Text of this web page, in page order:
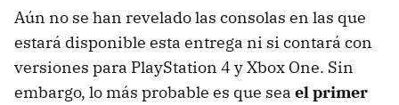
Aún no se han revelado las consolas en las que
estará disponible esta entrega ni si contará con
versiones para PlayStation 4 y Xbox One. Sin
embargo, lo más probable es que sea el primer